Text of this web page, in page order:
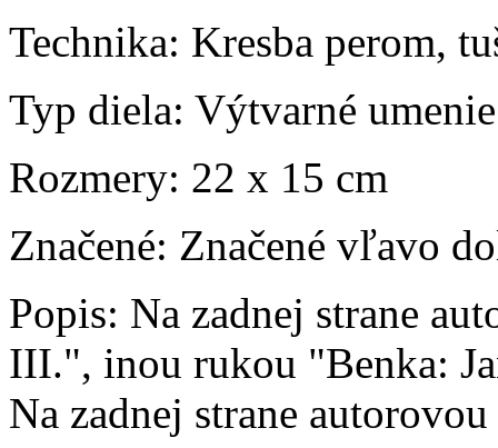
Technika: Kresba perom,
Typ diela: Výtvarné umenie
Rozmery: 22 x 15 cm
Značené: Značené vľavo
Popis: Na zadnej strane
III.", inou rukou "Benka:
Na zadnej strane